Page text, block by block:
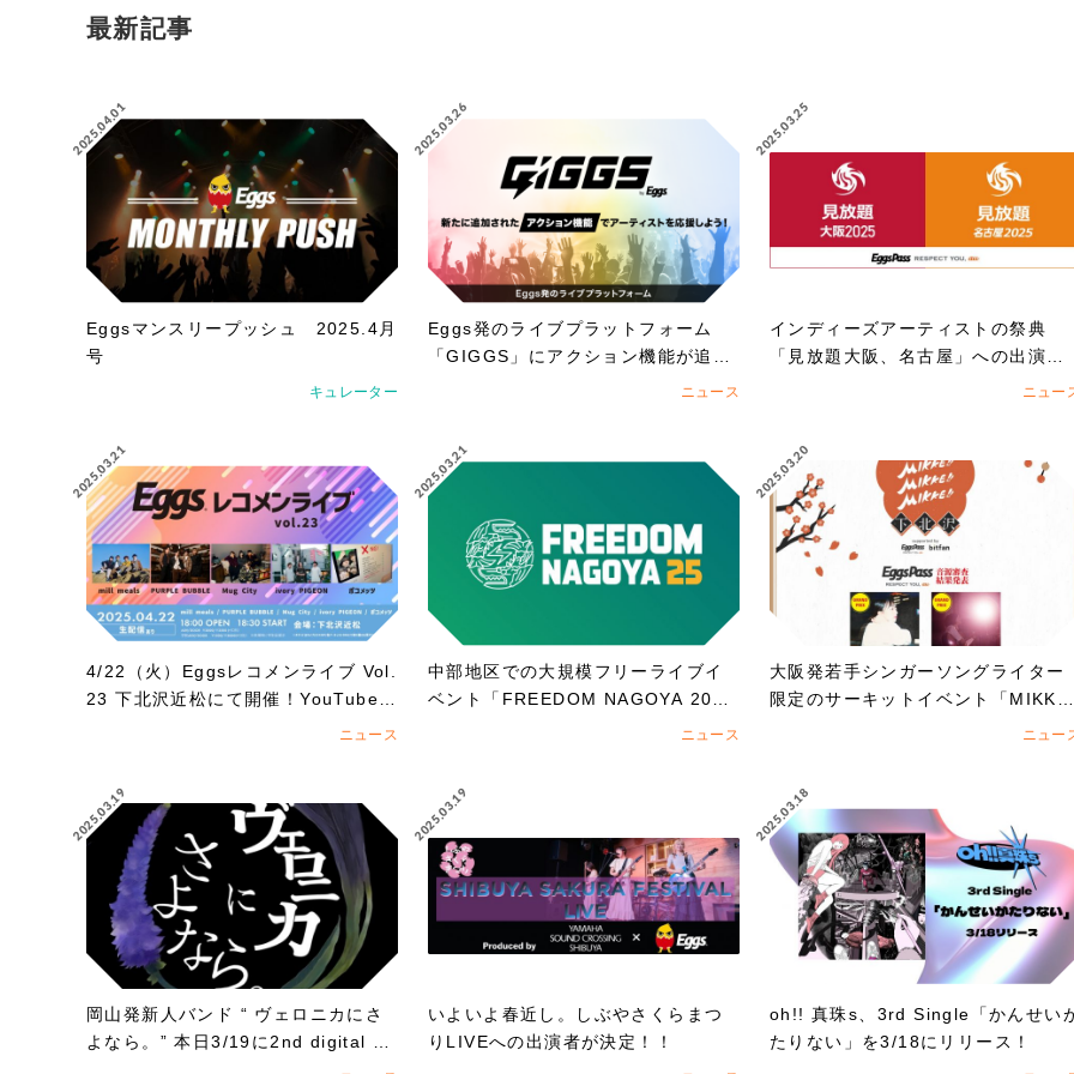
最新記事
2025.04.01
Eggsマンスリープッシュ 2025.4月
号
キュレーター
2025.03.26
Eggs発のライブプラットフォーム
「GIGGS」にアクション機能が追
ニュース
2025.03.25
インディーズアーティストの祭典
「見放題大阪、名古屋」への出演を
賭けたEggs Pass オーディションが
ニュー
2025.03.21
4/22（火）Eggsレコメンライブ Vol.
23 下北沢近松にて開催！YouTubeで
ニュース
2025.03.21
中部地区での大規模フリーライブイ
ベント「FREEDOM NAGOYA 202
5」への出演を賭けたオーディション
ニュース
2025.03.20
大阪発若手シンガーソングライター
限定のサーキットイベント「MIKK
E!!MIKKE!!MIKKE!!2025下北沢」
ニュー
2025.03.19
岡山発新人バンド “ ヴェロニカにさ
よなら。” 本日3/19に2nd digital si
ngle「ノンフィクション」をリリー
2025.03.19
いよいよ春近し。しぶやさくらまつ
りLIVEへの出演者が決定！！
2025.03.18
oh!! 真珠s、3rd Single「かんせい
たりない」を3/18にリリース！